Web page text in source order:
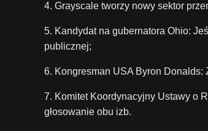
4. Grayscale tworzy nowy sektor
5. Kandydat na gubernatora Ohio:
publicznej;
6. Kongresman USA Byron Donalds:
7. Komitet Koordynacyjny Ustawy o
głosowanie obu izb.